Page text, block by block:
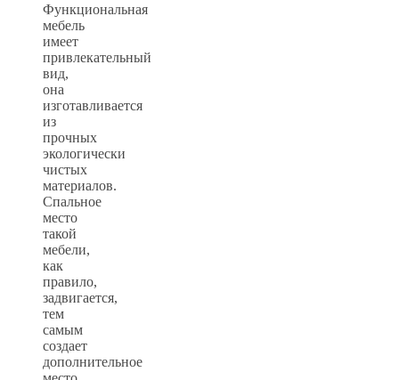
Функциональная
мебель
имеет
привлекательный
вид,
она
изготавливается
из
прочных
экологически
чистых
материалов.
Спальное
место
такой
мебели,
как
правило,
задвигается,
тем
самым
создает
дополнительное